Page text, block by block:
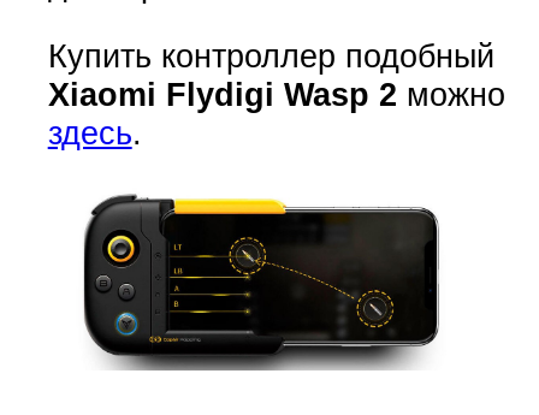
Купить контроллер подобный
Xiaomi Flydigi Wasp 2 можно
здесь.